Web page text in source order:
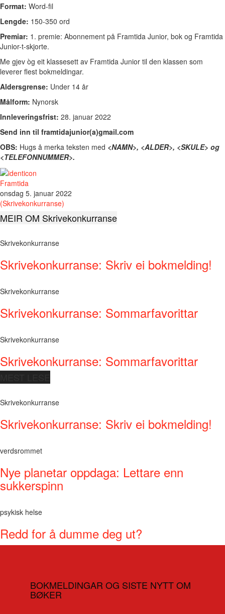
Format: Word-fil
Lengde: 150-350 ord
Premiar: 1. premie: Abonnement på Framtida Junior, bok og Framtida
Junior-t-skjorte.
Me gjev òg eit klassesett av Framtida Junior til den klassen som
leverer flest bokmeldingar.
Aldersgrense: Under 14 år
Målform: Nynorsk
Innleveringsfrist: 28. januar 2022
Send inn til framtidajunior(a)gmail.com
OBS: Hugs å merka teksten med <NAMN>, <ALDER>, <SKULE> og
<TELEFONNUMMER>.
Framtida
onsdag 5. januar 2022
(Skrivekonkurranse)
MEIR OM Skrivekonkurranse
Skrivekonkurranse
Skrivekonkurranse: Skriv ei bokmelding!
Skrivekonkurranse
Skrivekonkurranse: Sommarfavorittar
Skrivekonkurranse
Skrivekonkurranse: Sommarfavorittar
Skrivekonkurranse
Skrivekonkurranse: Skriv ei bokmelding!
verdsrommet
Nye planetar oppdaga: Lettare enn
sukkerspinn
psykisk helse
Redd for å dumme deg ut?
BOKMELDINGAR OG SISTE NYTT OM
BØKER